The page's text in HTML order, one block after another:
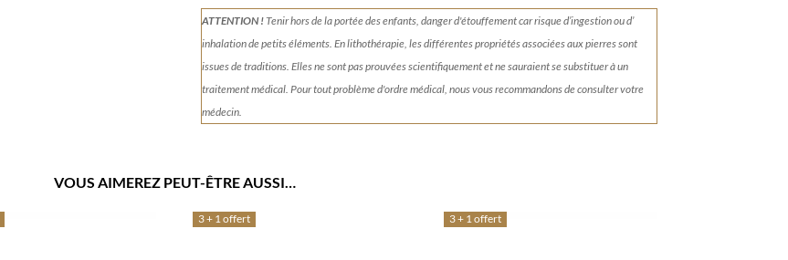
ATTENTION !Tenirhors de la portée des enfants, danger d'étouffement car risque d’ingestion ou d’
inhalation de petits éléments.En lithothérapie, les différentes propriétés associées aux pierres sont
issues de traditions. Elles ne sont pas prouvées scientifiquement et ne sauraient se substituer à un
traitement médical. Pour tout problème d'ordre médical, nous vous recommandons de consulter votre
médecin.
VOUS AIMEREZ PEUT-ÊTRE AUSSI…
3 + 1 offert 3 + 1 offert